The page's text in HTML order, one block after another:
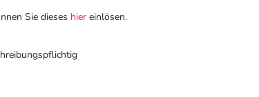
Sie dieses hier einlösen.